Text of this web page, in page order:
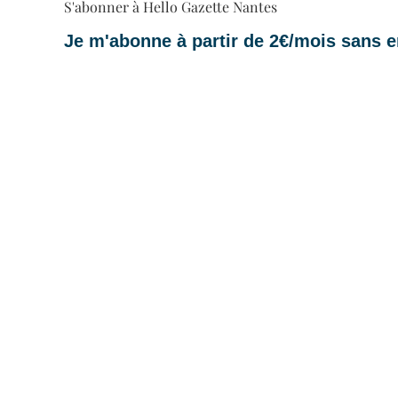
S'abonner à Hello Gazette Nantes
Je m'abonne à partir de 2€/mois sans